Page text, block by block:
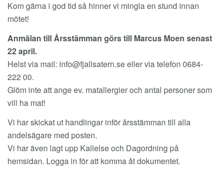
Kom gärna i god tid så hinner vi mingla en stund innan
mötet!
Anmälan till Årsstämman görs till Marcus Moen senast
22 april.
Helst via mail: info@fjallsatern.seeller via telefon 0684-
222 00.
Glöm inte att ange ev. matallergier och antal personer som
vill ha mat!
Vi har skickat ut handlingar inför årsstämman till alla
andelsägare med posten.
Vi har även lagt upp Kallelse och Dagordning på
hemsidan. Logga in för att komma åt dokumentet.